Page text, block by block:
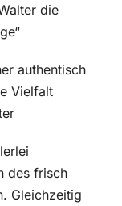
die
authentisch
Vielfalt
des frisch
Gleichzeitig